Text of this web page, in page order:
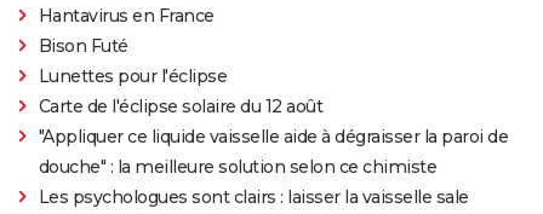
Hantavirus en France
Bison Futé
Lunettes pour l'éclipse
Carte de l'éclipse solaire du 12 août
"Appliquer ce liquide vaisselle aide à dégraisser la paroi de
douche" : la meilleure solution selon ce chimiste
Les psychologues sont clairs : laisser la vaisselle sale